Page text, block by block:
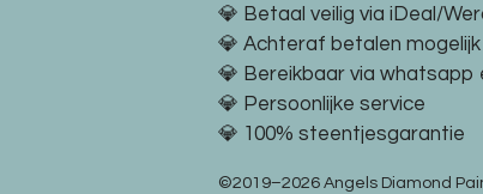
💎 Betaal veilig via iDeal/
💎 Achteraf betalen mogelijk
💎 Bereikbaar via whatsapp
💎 Persoonlijke service
💎 100% steentjesgarantie
©2019–2026 Angels Diamond